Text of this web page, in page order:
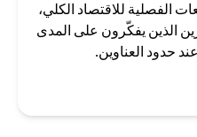
الفصلية للاقتصاد الكلي،
الذين يفكّرون على المدى
حدود العناوين.